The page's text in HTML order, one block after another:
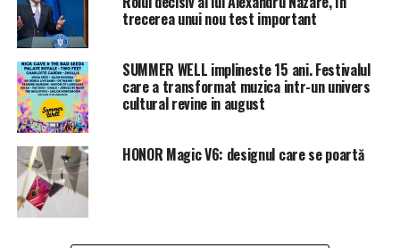
deosebită îi este acordată şi impactului pe care îl are în
desfăşurarea lucrărilor situl arheologic de la Vărădia.
trecerea unui nou test important
SUMMER WELL implineste 15 ani. Festivalul
care a transformat muzica intr-un univers
cultural revine in august
HONOR Magic V6: designul care se poartă